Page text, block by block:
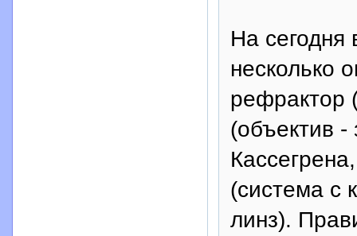
На сегодня
несколько
рефрактор
(объектив -
(система с
линз).